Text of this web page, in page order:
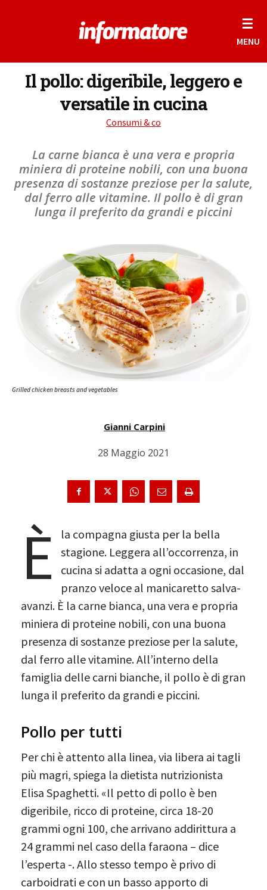
☰
MENU
Il pollo: digeribile, leggero e
versatile in cucina
Consumi & co
La carne bianca è una vera e propria
miniera di proteine nobili, con una buona
presenza di sostanze preziose per la salute,
dal ferro alle vitamine. Il pollo è di gran
lunga il preferito da grandi e piccini
Grilled chicken breasts and vegetables
Gianni Carpini
28 Maggio 2021
È
la compagna giusta per la bella
stagione. Leggera all’occorrenza, in
cucina si adatta a ogni occasione, dal
pranzo veloce al manicaretto salva-
avanzi. È la carne bianca, una vera e propria
miniera di proteine nobili, con una buona
presenza di sostanze preziose per la salute,
dal ferro alle vitamine. All’interno della
famiglia delle carni bianche, il pollo è di gran
lunga il preferito da grandi e piccini.
Pollo per tutti
Per chi è attento alla linea, via libera ai tagli
più magri, spiega la dietista nutrizionista
Elisa Spaghetti. «Il petto di pollo è ben
digeribile, ricco di proteine, circa 18-20
grammi ogni 100, che arrivano addirittura a
24 grammi nel caso della faraona – dice
l’esperta -. Allo stesso tempo è privo di
carboidrati e con un basso apporto di